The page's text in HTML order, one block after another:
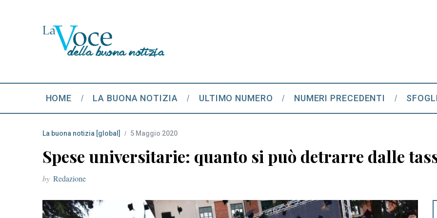
HOME LA BUONA NOTIZIA ULTIMO NUMERO NUMERI PRECEDENTI
La buona notizia [global] 5 Maggio 2020
Spese universitarie: quanto si può detrarre dalle
by Redazione